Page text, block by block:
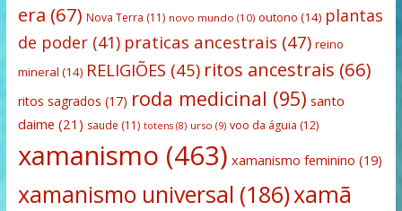
era (67) Nova Terra (11) novo mundo (10) outono (14) plantas
de poder(41) praticas ancestrais (47) reino
mineral (14) RELIGIÕES (45) ritos ancestrais (66)
ritos sagrados (17) roda medicinal (95) santo
daime (21) saude (11) totens(8) urso (9) voo da águia (12)
xamanismo (463) xamanismo feminino (19)
xamanismo universal (186)xamã